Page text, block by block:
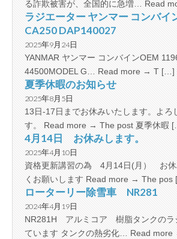
る詐欺被害が、全国的に急増… Read
ラジエーター ヤンマー コンバイ
CA250 DAP140027
2025年9月24日
YANMAR ヤンマー コンバインOEM
44500MODEL G… Read more → T […]
夏季休暇のお知らせ
2025年8月5日
13日-17日までお休みいたします。よろ
す。 Read more → The post 夏季休暇
4月14日 お休みします。
2025年4月10日
資格更新講習の為 4月14日(月） お休
くお願いします Read more → The
ローターリー除雪車 NR281
2024年4月19日
NR281H アルミコア 樹脂タンクのラ
ています タンクの熱劣化… Read